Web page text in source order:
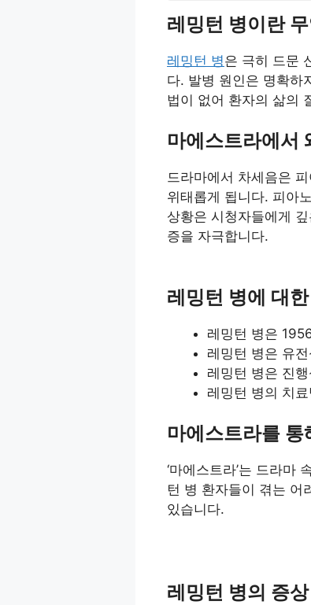
레밍턴 병이란
레밍턴 병은 극히 드문
다. 발병 원인은 명확하
법이 없어 환자의 삶의
마에스트라에서
드라마에서 차세음은
위태롭게 됩니다. 피아
상황은 시청자들에게
증을 자극합니다.
레밍턴 병에 대
레밍턴 병은
레밍턴 병은 유
레밍턴 병은 진
레밍턴 병의 치
마에스트라를
‘마에스트라’는 드라마
턴 병 환자들이 겪는 어
있습니다.
레밍턴 병의 증상